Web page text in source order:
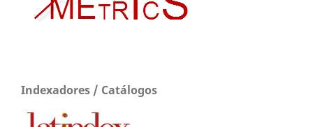
Indexadores / Catálogos